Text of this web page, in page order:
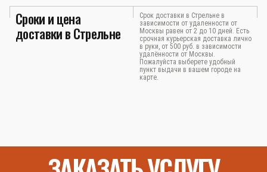
Сроки и цена
доставки в Стрельне
Срок доставки в Стрельне в
зависимости от удаленности от
Москвы равен от 2 до 10 дней. Есть
срочная курьерская доставка лично
в руки, от 500 руб. в зависимости
удалённости от Москвы.
Пожалуйста выберете удобный
пункт выдачи в вашем городе на
карте.